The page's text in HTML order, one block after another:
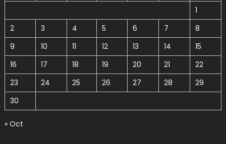
1
2
3 4 5 6 7
8
9
10 11 12 13 14
15
16
17 18 19 20 21
22
23
24 25 26 27 28
29
30
« Oct